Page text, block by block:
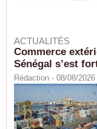
ACTUALITÉS
Commerce
Sénégal s’est
Rédaction - 08/08/2026